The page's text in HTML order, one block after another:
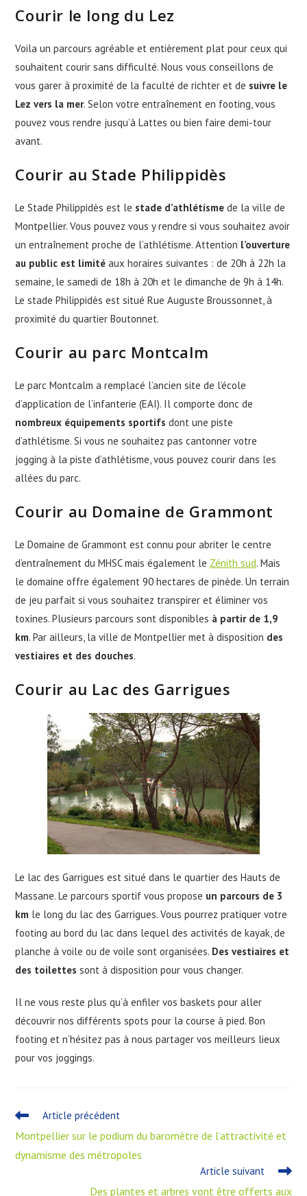
Courir le long du Lez
Voila un parcours agréable et entièrement plat pour ceux qui
souhaitent courir sans difficulté. Nous vous conseillons de
vous garer à proximité de la faculté de richter et de suivre le
Lez vers la mer. Selon votre entraînement en footing, vous
pouvez vous rendre jusqu’à Lattes ou bien faire demi-tour
avant.
Courir au Stade Philippidès
Le Stade Philippidès est le stade d’athlétismede la ville de
Montpellier. Vous pouvez vous y rendre si vous souhaitez avoir
un entraînement proche de l’athlétisme. Attention l’ouverture
au public est limité aux horaires suivantes : de 20h à 22h la
semaine, le samedi de 18h à 20h et le dimanche de 9h à 14h.
Le stade Philippidès est situé Rue Auguste Broussonnet, à
proximité du quartier Boutonnet.
Courir au parc Montcalm
Le parc Montcalm a remplacé l’ancien site de l’école
d’application de l’infanterie (EAI). Il comporte donc de
nombreux équipements sportifs dont une piste
d’athlétisme. Si vous ne souhaitez pas cantonner votre
jogging à la piste d’athlétisme, vous pouvez courir dans les
allées du parc.
Courir au Domaine de Grammont
Le Domaine de Grammont est connu pour abriter le centre
d’entraînement du MHSC mais également le Zénith sud. Mais
le domaine offre également 90 hectares de pinède. Un terrain
de jeu parfait si vous souhaitez transpirer et éliminer vos
toxines. Plusieurs parcours sont disponibles à partir de 1,9
km. Par ailleurs, la ville de Montpellier met à disposition des
vestiaires et des douches.
Courir au Lac des Garrigues
Le lac des Garrigues est situé dans le quartier des Hauts de
Massane. Le parcours sportif vous propose un parcours de 3
km le long du lac des Garrigues. Vous pourrez pratiquer votre
footing au bord du lac dans lequel des activités de kayak, de
planche à voile ou de voile sont organisées. Des vestiaires et
des toilettes sont à disposition pour vous changer.
Il ne vous reste plus qu’à enfiler vos baskets pour aller
découvrir nos différents spots pour la course à pied. Bon
footing et n’hésitez pas à nous partager vos meilleurs lieux
pour vos joggings.
Article précédent
Montpellier sur le podium du baromètre de l’attractivité et
dynamisme des métropoles
Article suivant
Des plantes et arbres vont être offerts aux